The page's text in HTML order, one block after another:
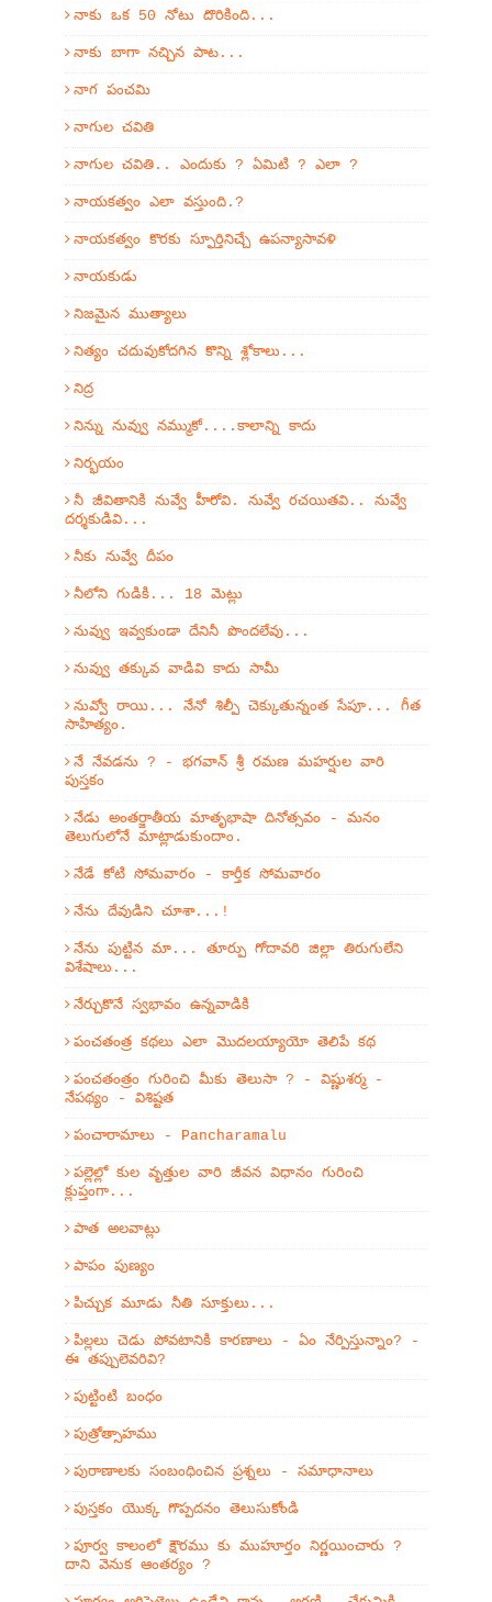
నాకు ఒక 50 నోటు దొరికింది...
నాకు బాగా నచ్చిన పాట...
నాగ పంచమి
నాగుల చవితి
నాగుల చవితి.. ఎందుకు ? ఏమిటి ? ఎలా ?
నాయకత్వం ఎలా వస్తుంది.?
నాయకత్వం కొరకు స్ఫూర్తినిచ్చే ఉపన్యాసావళి
నాయకుడు
నిజమైన ముత్యాలు
నిత్యం చదువుకోదగిన కొన్ని శ్లోకాలు...
నిద్ర
నిన్ను నువ్వు నమ్ముకో....కాలాన్ని కాదు
నిర్భయం
నీ జీవితానికి నువ్వే హీరోవి. నువ్వే రచయితవి.. నువ్వే
దర్శకుడివి...
నీకు నువ్వే దీపం
నీలోని గుడికి... 18 మెట్లు
నువ్వు ఇవ్వకుండా దేనినీ పొందలేవు...
నువ్వు తక్కువ వాడివి కాదు సామీ
నువ్వో రాయి... నేనో శిల్పీ చెక్కుతున్నంత సేపూ... గీత
సాహిత్యం.
నే నేవడను ? - భగవాన్ శ్రీ రమణ మహర్షుల వారి
పుస్తకం
నేడు అంతర్జాతీయ మాతృభాషా దినోత్సవం - మనం
తెలుగులోనే మాట్లాడుకుందాం.
నేడే కోటి సోమవారం - కార్తీక సోమవారం
నేను దేవుడిని చూశా...!
నేను పుట్టిన మా... తూర్పు గోదావరి జిల్లా తిరుగులేని
విశేషాలు...
నేర్చుకొనే స్వభావం ఉన్నవాడికి
పంచతంత్ర కథలు ఎలా మొదలయ్యాయో తెలిపే కథ
పంచతంత్రం గురించి మీకు తెలుసా ? - విష్ణుశర్మ -
నేపథ్యం - విశిష్టత
పంచారామాలు - Pancharamalu
పల్లెల్లో కుల వృత్తుల వారి జీవన విధానం గురించి
క్లుప్తంగా...
పాత అలవాట్లు
పాపం పుణ్యం
పిచ్చుక మూడు నీతి సూక్తులు...
పిల్లలు చెడు పోవటానికి కారణాలు - ఏం నేర్పిస్తున్నాం? -
ఈ తప్పులెవరివి?
పుట్టింటి బంధం
పుత్రోత్సాహము
పురాణాలకు సంబంధించిన ప్రశ్నలు - సమాధానాలు
పుస్తకం యొక్క గొప్పదనం తెలుసుకోండి
పూర్వ కాలంలో క్షౌరము కు ముహూర్తం నిర్ణయించారు ?
దాని వెనుక ఆంతర్యం ?